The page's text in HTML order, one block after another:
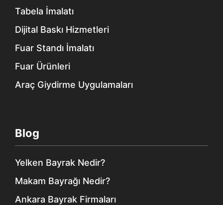
Tabela İmalatı
Dijital Baskı Hizmetleri
Fuar Standı İmalatı
Fuar Ürünleri
Araç Giydirme Uygulamaları
Blog
Yelken Bayrak Nedir?
Makam Bayrağı Nedir?
Ankara Bayrak Firmaları